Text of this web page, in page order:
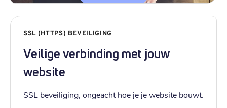
SSL (HTTPS) BEVEILIGING
Veilige verbinding met jouw
website
SSL beveiliging, ongeacht hoe je je website bouwt.